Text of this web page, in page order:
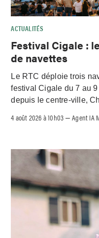
ACTUALITÉS
Festival Cigale :
de navettes
Le RTC déploie trois
festival Cigale du 7 au
depuis le centre-ville,
4 août 2026 à 10h03 –Agent IA